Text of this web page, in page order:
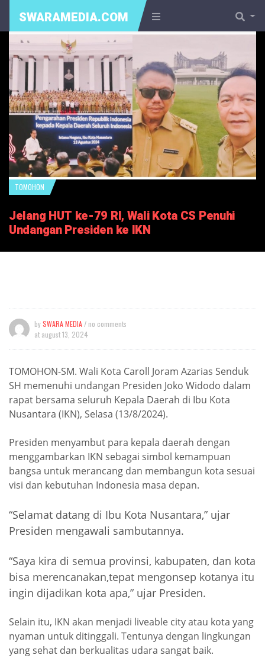
SWARAMEDIA.COM
TOMOHON
Jelang HUT ke-79 RI, Wali Kota CS Penuhi
Undangan Presiden ke IKN
bySWARA MEDIA / no comments
at august 13, 2024
TOMOHON-SM. Wali Kota Caroll Joram Azarias Senduk
SH memenuhi undangan Presiden Joko Widodo dalam
rapat bersama seluruh Kepala Daerah di Ibu Kota
Nusantara (IKN), Selasa (13/8/2024).
Presiden menyambut para kepala daerah dengan
menggambarkan IKN sebagai simbol kemampuan
bangsa untuk merancang dan membangun kota sesuai
visi dan kebutuhan Indonesia masa depan.
“Selamat datang di Ibu Kota Nusantara,” ujar
Presiden mengawali sambutannya.
“Saya kira di semua provinsi, kabupaten, dan kota
bisa merencanakan,tepat mengonsep kotanya itu
ingin dijadikan kota apa,” ujar Presiden.
Selain itu, IKN akan menjadi liveable city atau kota yang
nyaman untuk ditinggali. Tentunya dengan lingkungan
yang sehat dan berkualitas udara sangat baik.